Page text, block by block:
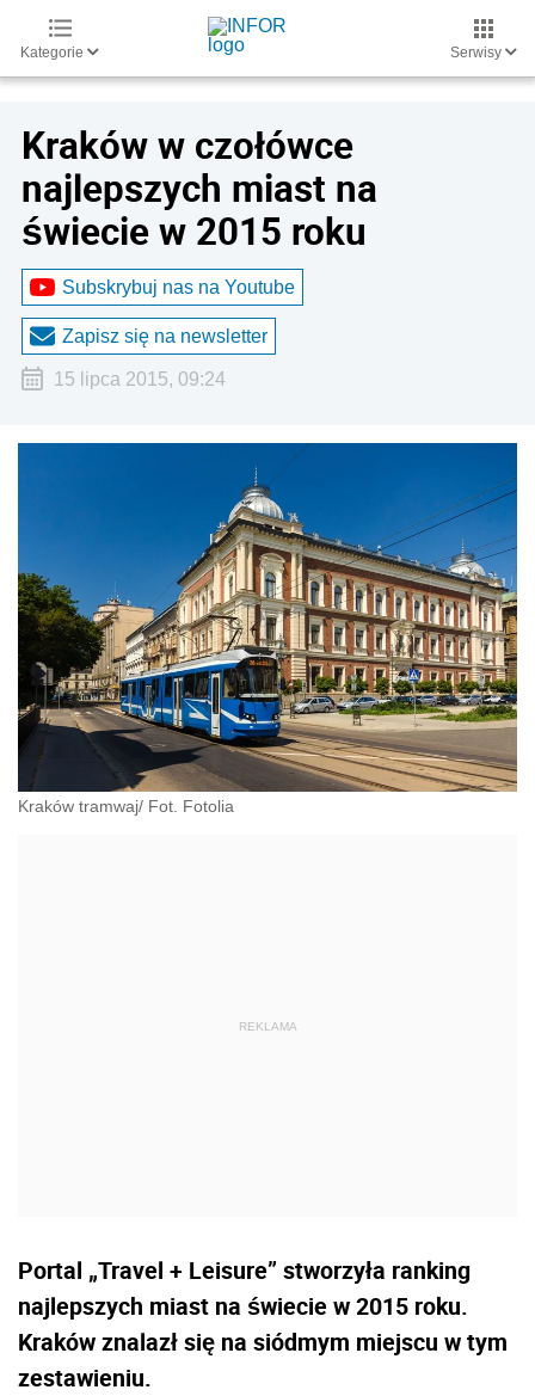
Kategorie Serwisy
Kraków w czołówce
najlepszych miast na
świecie w 2015 roku
Subskrybuj nas na Youtube
Zapisz się na newsletter
15 lipca 2015, 09:24
Kraków tramwaj/ Fot. Fotolia
Portal „Travel + Leisure” stworzyła ranking
najlepszych miast na świecie w 2015 roku.
Kraków znalazł się na siódmym miejscu w tym
zestawieniu.